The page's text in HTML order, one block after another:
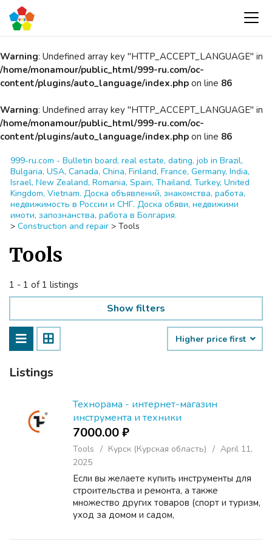
Warning: Undefined array key "HTTP_ACCEPT_LANGUAGE" in
/home/monamour/public_html/999-ru.com/oc-
content/plugins/auto_language/index.php on line 86
Warning: Undefined array key "HTTP_ACCEPT_LANGUAGE" in
/home/monamour/public_html/999-ru.com/oc-
content/plugins/auto_language/index.php on line 86
999-ru.com - Bulletin board, real estate, dating, job in Brazil,
Bulgaria, USA, Canada, China, Finland, France, Germany, India,
Israel, New Zealand, Romania, Spain, Thailand, Turkey, United
Kingdom, Vietnam. Доска объявлений, знакомства, работа,
недвижимость в России и СНГ. Доска обяви, недвижими
имоти, запознанства, работа в Болгария.
> Construction and repair > Tools
Tools
1 - 1 of 1 listings
Show filters
Higher price first
Listings
Технорама - интернет-магазин
инструмента и техники
7000.00 ₽
Tools Курск (Курская область)
April 11,
2025
Если вы желаете купить инструменты для
строительства и ремонта, а также
множество других товаров (спорт и туризм,
уход за домом и садом,
др.) обращайтесь в компанию «Технорама».